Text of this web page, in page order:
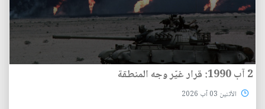
2 آب 1990: قرار غيّر وجه المنطقة
الأثنين 03 آب 2026